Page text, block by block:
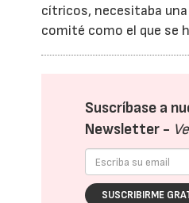
cítricos, necesitaba
comité como el que se
Suscríbase a
Newsletter -
SUSCRIBIRME